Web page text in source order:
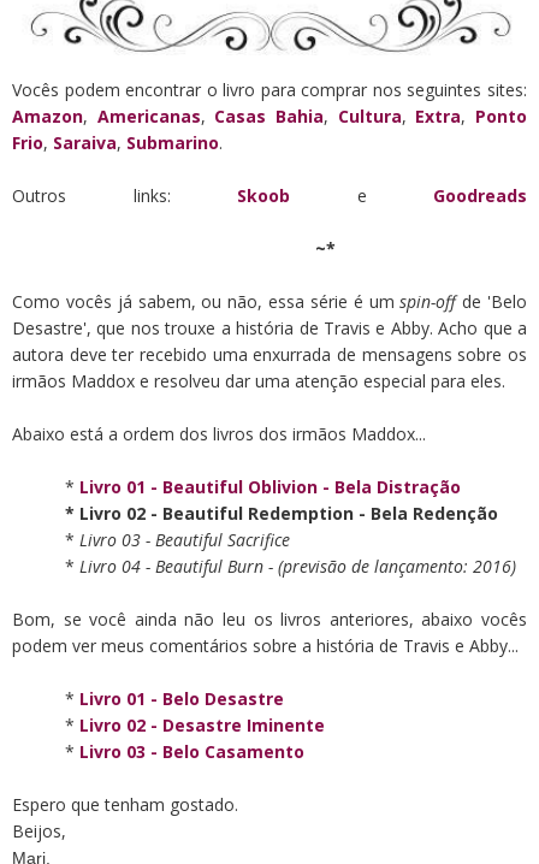
Vocês podem encontrar o livro para comprar nos seguintes sites:
Amazon, Americanas, Casas Bahia, Cultura, Extra, Ponto
Frio, Saraiva, Submarino.
Outros links: Skoob e Goodreads
~*
Como vocês já sabem, ou não, essa série é umspin-offde 'Belo
Desastre', que nos trouxe a história de Travis e Abby. Acho que a
autora deve ter recebido uma enxurrada de mensagens sobre os
irmãos Maddox e resolveu dar uma atenção especial para eles.
Abaixo está a ordem dos livros dos irmãos Maddox...
* Livro 01 - Beautiful Oblivion - Bela Distração
* Livro 02 - Beautiful Redemption - Bela Redenção
* Livro 03 - Beautiful Sacrifice
* Livro 04 - Beautiful Burn - (previsão de lançamento: 2016)
Bom, se você ainda não leu os livros anteriores, abaixo vocês
podem ver meus comentários sobre a história de Travis e Abby...
* Livro 01 - Belo Desastre
* Livro 02 - Desastre Iminente
* Livro 03 - Belo Casamento
Espero que tenham gostado.
Beijos,
Mari.